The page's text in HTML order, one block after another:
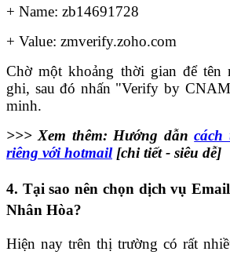
+ Name: zb14691728
+ Value: zmverify.zoho.com
Chờ một khoảng thời gian để tên
ghi, sau đó nhấn "Verify by
minh.
>>> Xem thêm: Hướng dẫncách
riêng với hotmail[chi tiết - siêu dễ]
4. Tại sao nên chọn dịch vụ
Nhân Hòa?
Hiện nay trên thị trường có rất